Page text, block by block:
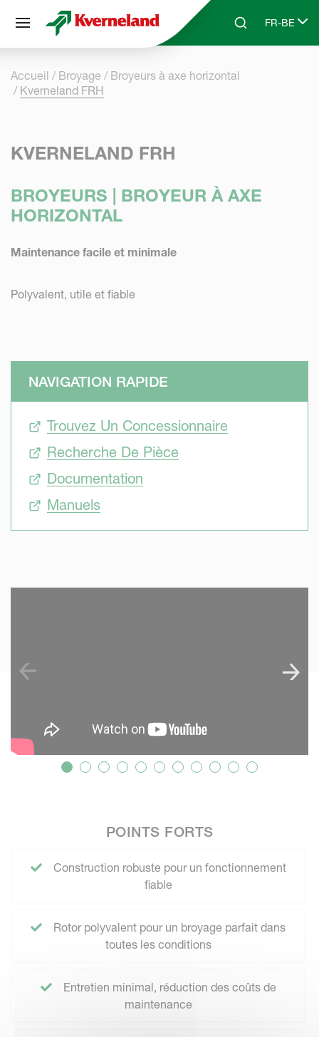
Skip to main content
SearchFR-BE
Select
Accueil Broyage
Broyeurs à axe horizontal
Kverneland FRH
KVERNELAND FRH
BROYEURS | BROYEUR À AXE
HORIZONTAL
Maintenance facile et minimale
Polyvalent, utile et fiable
NAVIGATION RAPIDE
Trouvez Un Concessionnaire
Recherche De Pièce
Documentation
Manuels
POINTS FORTS
Construction robuste pour un fonctionnement
fiable
Rotor polyvalent pour un broyage parfait dans
toutes les conditions
Entretien minimal, réduction des coûts de
maintenance
Panneau de gestion des cookies